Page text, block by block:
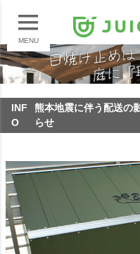
MENU
INF
O
熊本地震に伴う配送の
らせ